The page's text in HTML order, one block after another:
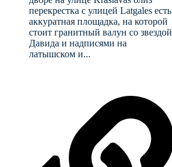
перекрестка с улицей Latgales есть
аккуратная площадка, на которой
стоит гранитный валун со звездой
Давида и надписями на
латышском и...